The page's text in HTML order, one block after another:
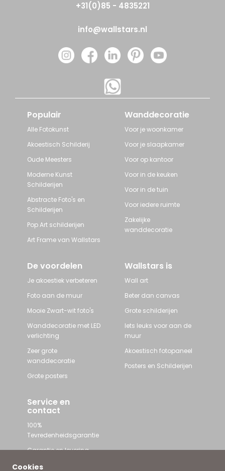
Cookies
+31(0)85 - 4835221
info@wallstars.nl
Populair
Alle Fotokunst
Akoestisch Schilderij
Oude Meesters
Moderne Kunst
Schilderijen
Abstracte Foto's en
Schilderijen
Pop Art schilderijen
Art Frame van Wallstars
Wanddecoratie
Voor je woonkamer
Voor je slaapkamer
Voor op kantoor
Voor in de keuken
Voor in de tuin
Voor iedere ruimte
Zakelijke
wanddecoratie
De voordelen
Je akoestiek verbeteren
Foto aan de muur
Mooie Zwart-wit foto's
Wanddecoratie met LED
verlichting
Zeer grote
wanddecoratie
Grote posters
Wallstars is
Wall art
Beter dan canvas
Grote schilderijen
Iets leuks voor aan de
muur
Akoestisch fotopaneel
Posters en Schilderijen
Service en
contact
100%
Tevredenheidsgarantie
Garantie en levering
Contact met Wallstars